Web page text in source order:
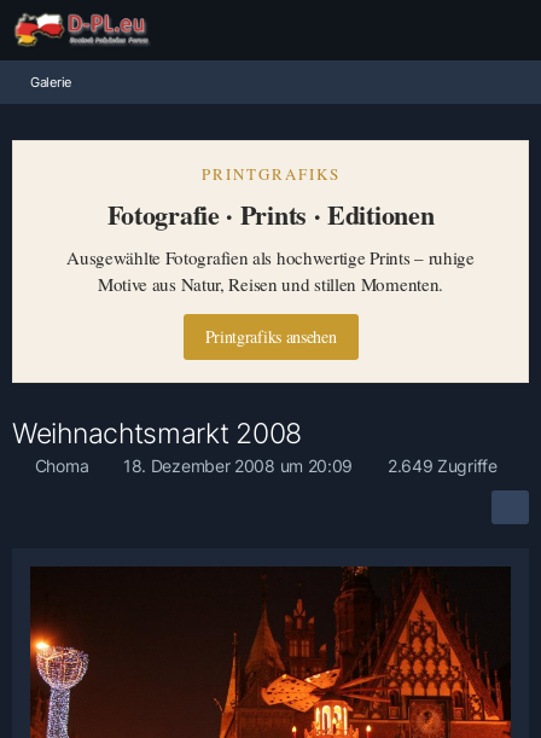
Galerie
PRINTGRAFIKS
Fotografie · Prints · Editionen
Ausgewählte Fotografien als hochwertige Prints – ruhige
Motive aus Natur, Reisen und stillen Momenten.
Printgrafiks ansehen
Weihnachtsmarkt 2008
Choma 18. Dezember 2008 um 20:09 2.649 Zugriffe